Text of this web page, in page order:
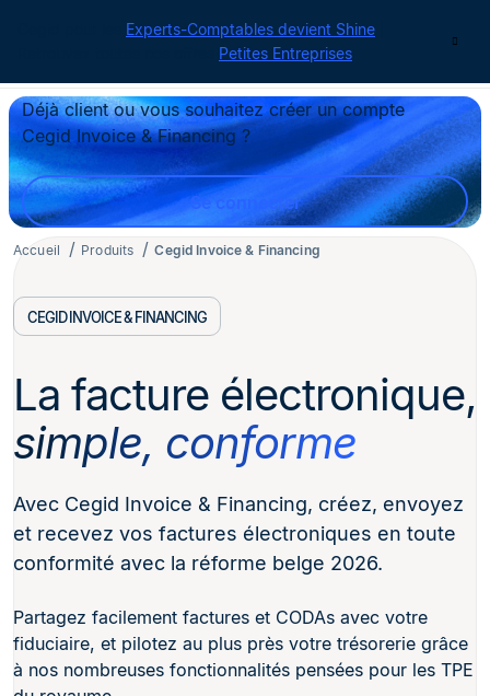
Experts-Comptables devient Shine
Petites Entreprises
Déjà client ou vous souhaitez créer un compte
Cegid Invoice & Financing ?
Se connecter
Accueil Produits Cegid Invoice & Financing
CEGID INVOICE & FINANCING
La facture électronique,
simple, conforme
Avec Cegid Invoice & Financing, créez, envoyez
et recevez vos factures électroniques en toute
conformité avec la réforme belge 2026.
Partagez facilement factures et CODAs avec votre
fiduciaire, et pilotez au plus près votre trésorerie grâce
à nos nombreuses fonctionnalités pensées pour les TPE